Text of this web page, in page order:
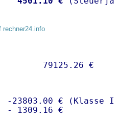
rechner24.info
€ (Klasse I)
- 1309.16 €